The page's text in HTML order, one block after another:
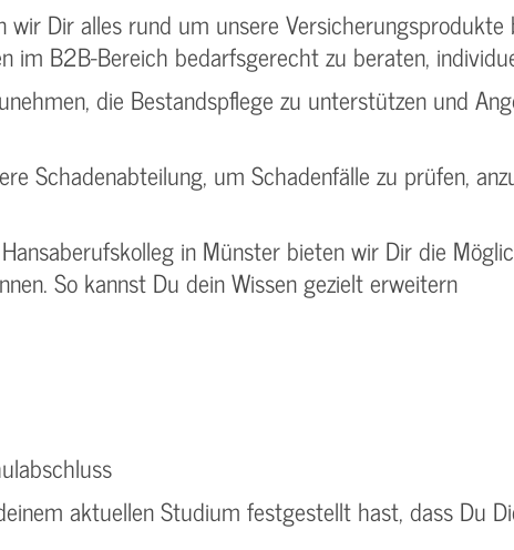
wir Dir alles rund um unsere Versicherungsprodukte
im B2B-Bereich bedarfsgerecht zu beraten,
die Bestandspflege zu unterstützen und
Schadenabteilung, um Schadenfälle zu prüfen,
in Münster bieten wir Dir die
So kannst Du dein Wissen gezielt erweitern
aktuellen Studium festgestellt hast, dass Du